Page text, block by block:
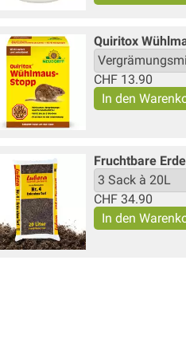
Quiritox
CHF 13.90
Fruchtbare
CHF 34.90